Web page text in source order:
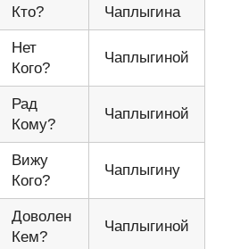
Кто? Чаплыгина
Нет
Кого?
Чаплыгиной
Рад
Кому?
Чаплыгиной
Вижу
Кого?
Чаплыгину
Доволен
Кем?
Чаплыгиной